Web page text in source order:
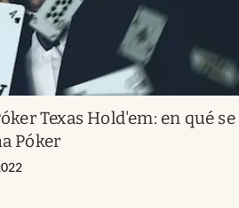
Texas Hold'em: en qué se
Póker